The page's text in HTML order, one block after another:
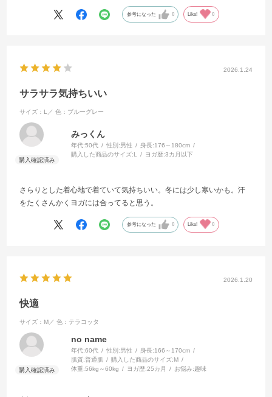
参考になった 0 Like! 0
2026.1.24
サラサラ気持ちいい
サイズ：L／ 色：ブルーグレー
みっくん
年代:50代 性別:男性 身長:176～180cm
購入した商品のサイズ:L ヨガ歴:3カ月以下
さらりとした着心地で着ていて気持ちいい。冬には少し寒いかも。汗
をたくさんかくヨガには合ってると思う。
参考になった 0 Like! 0
2026.1.20
快適
サイズ：M／ 色：テラコッタ
no name
年代:60代 性別:男性 身長:166～170cm
肌質:普通肌 購入した商品のサイズ:M
体重:56kg～60kg ヨガ歴:25カ月 お悩み:趣味